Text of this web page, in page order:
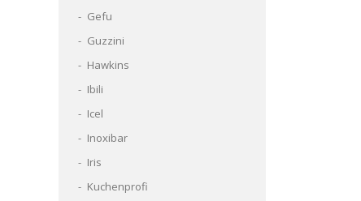
Gefu
Guzzini
Hawkins
Ibili
Icel
Inoxibar
Iris
Kuchenprofi